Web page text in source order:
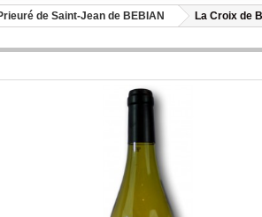
de Saint-Jean de BEBIAN La Croix de